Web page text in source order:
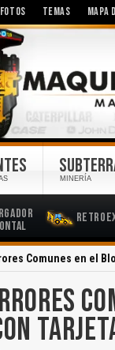
FOTOS TEMAS MAPA
MINERÍA
Comunes en el